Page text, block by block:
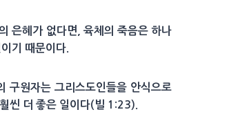
은혜가 없다면, 육체의 죽음은 하나
기 때문이다.
구원자는 그리스도인들을 안식으로
씬 더 좋은 일이다(빌 1:23).